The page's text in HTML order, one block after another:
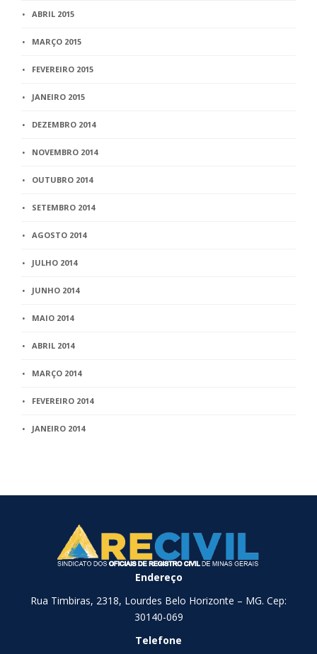
ABRIL 2015
MARÇO 2015
FEVEREIRO 2015
JANEIRO 2015
DEZEMBRO 2014
NOVEMBRO 2014
OUTUBRO 2014
SETEMBRO 2014
AGOSTO 2014
JULHO 2014
JUNHO 2014
MAIO 2014
ABRIL 2014
MARÇO 2014
FEVEREIRO 2014
JANEIRO 2014
Endereço
Rua Timbiras, 2318, Lourdes Belo Horizonte – MG. Cep:
30140-069
Telefone